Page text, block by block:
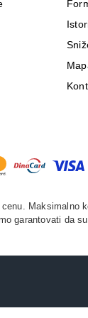
garantovati da